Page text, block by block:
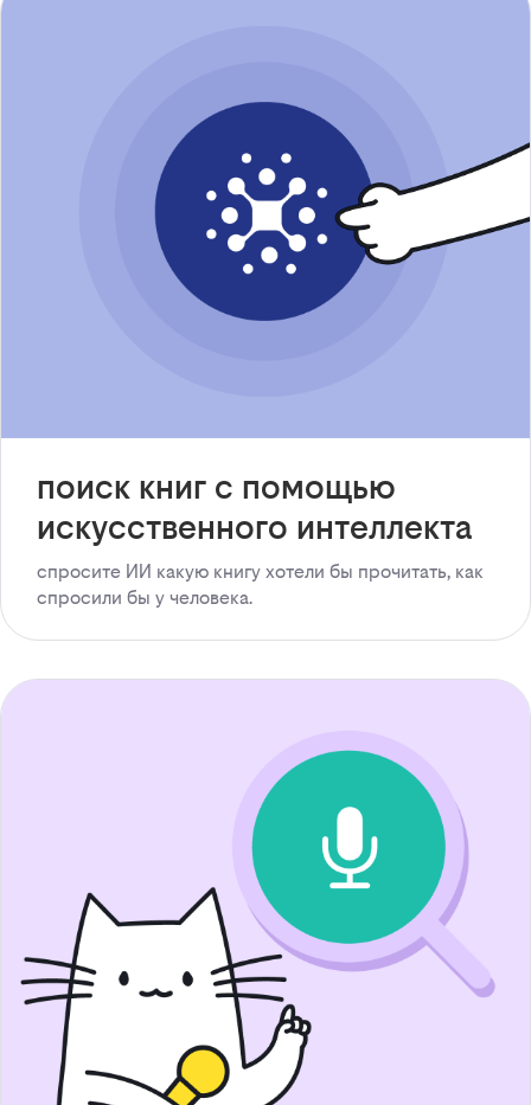
поиск книг с помощью
искусственного интеллекта
спросите ИИ какую книгу хотели бы прочитать, как
спросили бы у человека.